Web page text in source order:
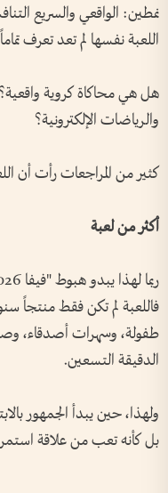
نمطين: الواقعي والسريع
اللعبة نفسها لم تعد تعرف
هل هي محاكاة كروية
والرياضات الإلكترونية؟
كثير من المراجعات رأت أن
أكثر من لعبة
فاللعبة لم تكن فقط منتجاً
طفولة، وسهرات أصدقاء،
الدقيقة التسعين.
ولهذا، حين يبدأ الجمهور
بل كأنه تعب من علاقة